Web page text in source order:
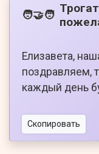
🧑‍🤝‍🧑
Елизавета,
поздравляем,
каждый день
Скопировать